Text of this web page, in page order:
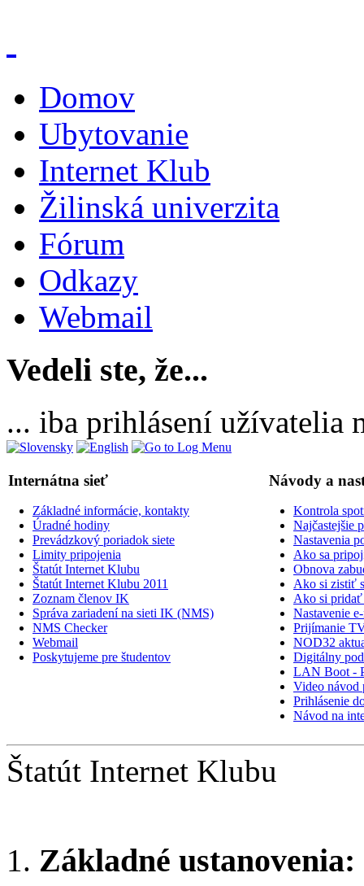
Domov
Ubytovanie
Internet Klub
Žilinská univerzita
Fórum
Odkazy
Webmail
Vedeli ste, že...
... iba prihlásení užívatelia
Internátna sieť Návody a
Základné informácie, kontakty
Úradné hodiny
Prevádzkový poriadok siete
Limity pripojenia
Štatút Internet Klubu
Štatút Internet Klubu 2011
Zoznam členov IK
Správa zariadení na sieti IK (NMS)
NMS Checker
Webmail
Poskytujeme pre študentov
Kontrola
Najčastejšie
Nastavenia
Ako sa
Obnova
Ako si zistiť
Ako si
Nastavenie
Prijímanie
NOD32
Digitálny
LAN Boot -
Video návod
Prihlásenie
Návod na
Štatút Internet Klubu
Základné ustanovenia: